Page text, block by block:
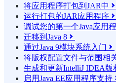
将应用程序打包到JAR中 
运行打包的JAR应用程序 
调试您的第一个Java应用
迁移到Java 8 
通过Java 9模块系统入门 
将版权配置文件与范围相
生成和更新IntelliJ IDEA版
启用Java EE应用程序支持